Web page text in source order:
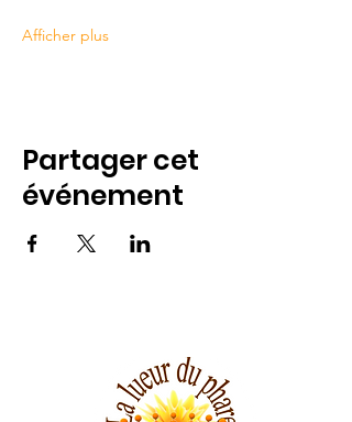
Afficher plus
Partager cet
événement